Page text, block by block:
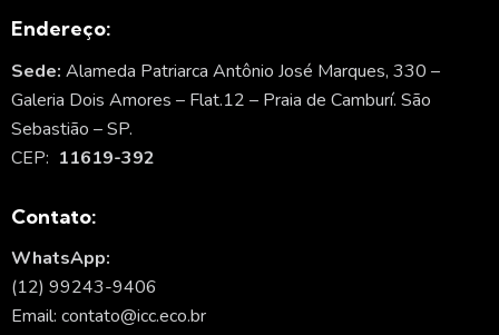
Endereço:
Sede: Alameda Patriarca Antônio José Marques, 330 –
Galeria Dois Amores – Flat.12 – Praia de Camburí. São
Sebastião – SP.
CEP: 11619-392
Contato:
WhatsApp:
(12) 99243-9406
Email: contato@icc.eco.br